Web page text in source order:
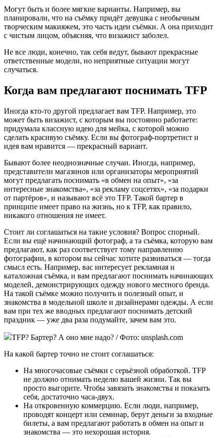
Могут быть и более мягкие варианты. Например, вы
планировали, что на съёмку придёт девушка с необычным
творческим макияжем, это часть идеи съёмки. А она приходит
с чистым лицом, объясняя, что визажист заболел.
Не все люди, конечно, так себя ведут, бывают прекрасные
ответственные модели, но неприятные ситуации могут
случаться.
Когда вам предлагают поснимать TFP
Иногда кто-то другой предлагает вам TFP. Например, это
может быть визажист, с которым вы постоянно работаете:
придумала классную идею для мейка, с которой можно
сделать красивую съёмку. Если вы фотограф-портретист и
идея вам нравится — прекрасный вариант.
Бывают более неоднозначные случаи. Иногда, например,
представители магазинов или организаторы мероприятий
могут предлагать поснимать «в обмен на опыт», «за
интересные знакомства», «за рекламу соцсетях», «за подарки
от партёров», и называют всё это TFP. Такой бартер в
принципе имеет право на жизнь, но к TFP, как правило,
никакого отношения не имеет.
Стоит ли соглашаться на такие условия? Вопрос спорный.
Если вы ещё начинающий фотограф, а та съёмка, которую вам
предлагают, как раз соответствует тому направлению
фотографии, в котором вы сейчас хотите развиваться — тогда
смысл есть. Например, вас интересует рекламная и
каталожная съёмка, и вам предлагают поснимать начинающих
моделей, демонстрирующих одежду нового местного бренда.
На такой съёмке можно получить и полезный опыт, и
знакомства в модельной школе и дизайнерами одежды. А если
вам при тех же вводных предлагают поснимать детский
праздник — уже два раза подумайте, зачем вам это.
TFP? Бартер? А оно мне надо? / Фото: unsplash.com
На какой бартер точно не стоит соглашаться:
На многочасовые съёмки с серьёзной обработкой. TFP
не должно отнимать неделю вашей жизни. Так вы
просто выгорите. Чтобы завязать знакомства и показать
себя, достаточно часа-двух.
На откровенную коммерцию. Если люди, например,
проводят концерт или семинар, берут деньги за входные
билеты, а вам предлагают работать в обмен на опыт и
знакомства — это нехорошая история.